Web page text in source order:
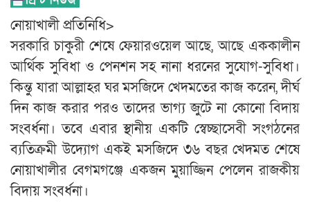
নোয়াখালী প্রতিনিধি>
সরকারি চাকুরী শেষে ফেয়ারওয়েল আছে, আছে এককালীন
আর্থিক সুবিধা ও পেনশন সহ নানা ধরনের সুযোগ-সুবিধা।
কিন্তু যারা আল্লাহর ঘর মসজিদে খেদমতের কাজ করেন, দীর্ঘ
দিন কাজ করার পরও তাদের ভাগ্য জুটে না কোনো বিদায়
সংবর্ধনা। তবে এবার স্থানীয় একটি স্বেচ্ছাসেবী সংগঠনের
ব্যতিক্রমী উদ্যোগ একই মসজিদে ৩৬ বছর খেদমত শেষে
নোয়াখালীর বেগমগঞ্জে একজন মুয়াজ্জিন পেলেন রাজকীয়
বিদায় সংবর্ধনা।